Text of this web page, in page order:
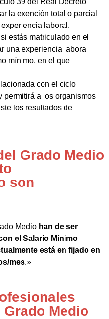
39 del Real Decreto
la exención total o parcial
laboral.
estás matriculado en el
una experiencia laboral
mínimo, en el que
con el ciclo
permitirá a los organismos
los resultados de
Grado Medio
son
Medio han de ser
el Salario Mínimo
está en fijado en
mes.»
Medio